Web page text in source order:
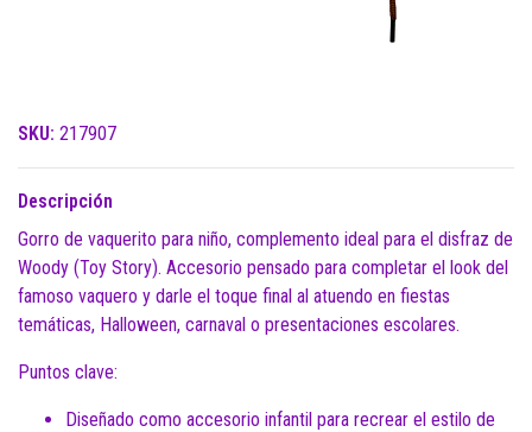
SKU: 217907
Descripción
Gorro de vaquerito para niño, complemento ideal para el disfraz de
Woody (Toy Story). Accesorio pensado para completar el look del
famoso vaquero y darle el toque final al atuendo en fiestas
temáticas, Halloween, carnaval o presentaciones escolares.
Puntos clave:
Diseñado como accesorio infantil para recrear el estilo de